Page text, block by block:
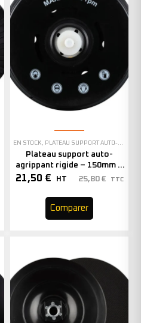
EN STOCK, PLATEAU SUPPORT AUTO-AGRIPPANT
Plateau support auto-
agrippant rigide – 150mm –
307060 (x1)
21,50 € HT 25,80 € TTC
Comparer